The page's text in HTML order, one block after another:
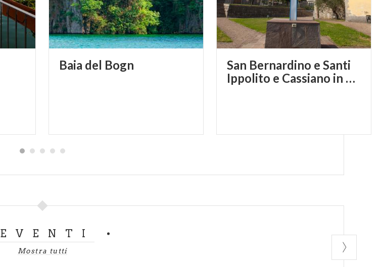
Baia del Bogn
San Bernardino e Santi
Ippolito e Cassiano in Santa Croce
EVENTI
Mostra tutti